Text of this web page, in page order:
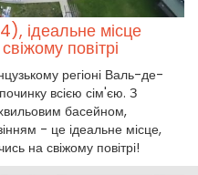
ідеальне місце
повітрі
регіоні Валь-де-
всією сім'єю. З
басейном,
- це ідеальне місце,
на свіжому повітрі!